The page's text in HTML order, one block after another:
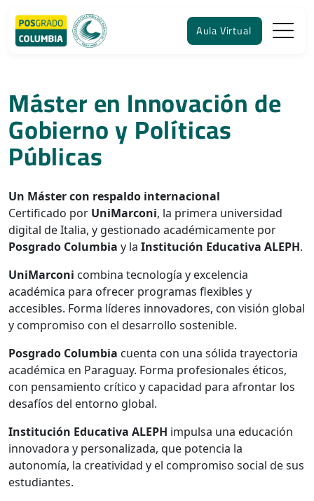
Aula Virtual
Máster en Innovación de
Gobierno y Políticas
Públicas
Un Máster con respaldo internacional
Certificado por UniMarconi, la primera universidad
digital de Italia, y gestionado académicamente por
Posgrado Columbia y la Institución Educativa ALEPH.
UniMarconi combina tecnología y excelencia
académica para ofrecer programas flexibles y
accesibles. Forma líderes innovadores, con visión global
y compromiso con el desarrollo sostenible.
Posgrado Columbia cuenta con una sólida trayectoria
académica en Paraguay. Forma profesionales éticos,
con pensamiento crítico y capacidad para afrontar los
desafíos del entorno global.
Institución Educativa ALEPH impulsa una educación
innovadora y personalizada, que potencia la
autonomía, la creatividad y el compromiso social de sus
estudiantes.